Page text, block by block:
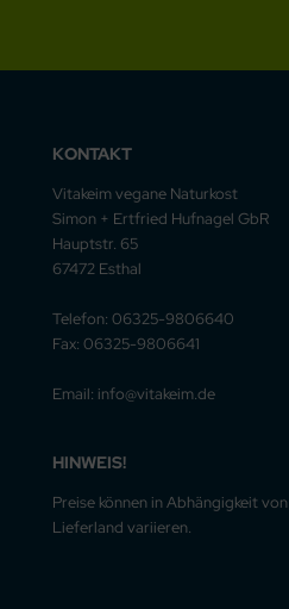
KONTAKT
Vitakeim vegane Naturkost
Simon + Ertfried Hufnagel GbR
Hauptstr. 65
67472 Esthal
Telefon: 06325-9806640
Fax: 06325-9806641
Email: info@vitakeim.de
HINWEIS!
Preise können in Abhängigkeit
Lieferland variieren.